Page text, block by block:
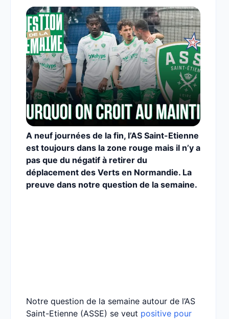
A neuf journées de la fin, l’AS Saint-Etienne
est toujours dans la zone rouge mais il n’y a
pas que du négatif à retirer du
déplacement des Verts en Normandie. La
preuve dans notre question de la semaine.
Notre question de la semaine autour de l’AS
Saint-Etienne (ASSE) se veut positive pour